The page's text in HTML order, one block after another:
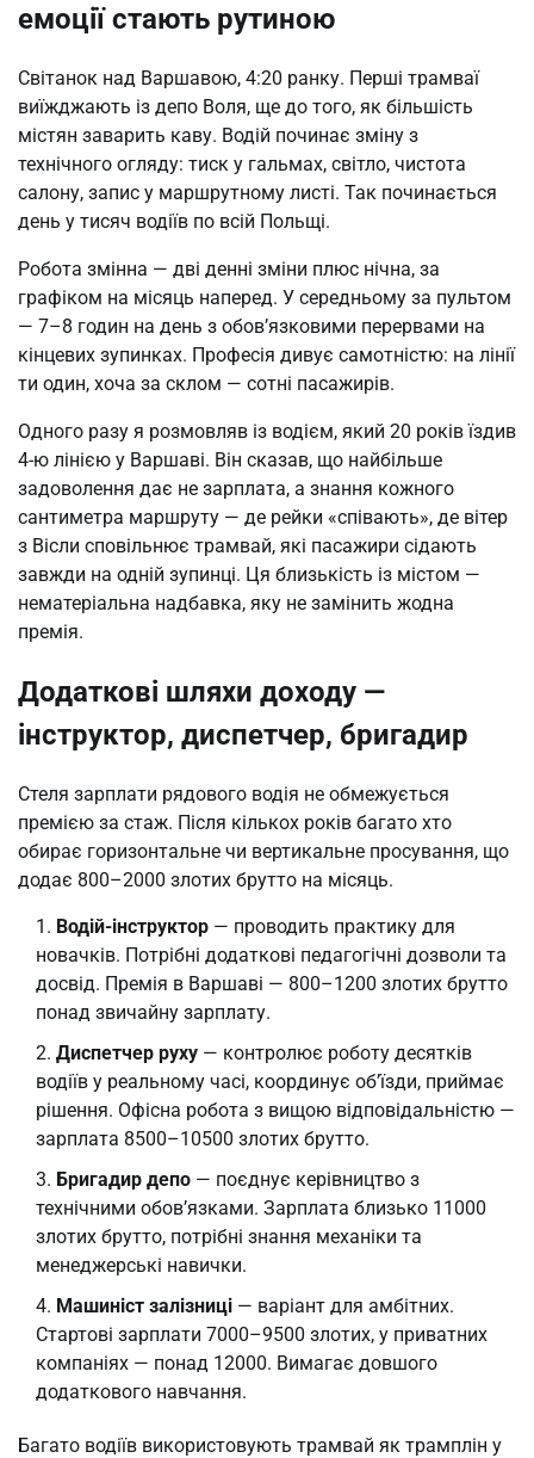
емоції стають рутиною
Світанок над Варшавою, 4:20 ранку. Перші трамваї
виїжджають із депо Воля, ще до того, як більшість
містян заварить каву. Водій починає зміну з
технічного огляду: тиск у гальмах, світло, чистота
салону, запис у маршрутному листі. Так починається
день у тисяч водіїв по всій Польщі.
Робота змінна — дві денні зміни плюс нічна, за
графіком на місяць наперед. У середньому за пультом
— 7–8 годин на день з обов’язковими перервами на
кінцевих зупинках. Професія дивує самотністю: на лінії
ти один, хоча за склом — сотні пасажирів.
Одного разу я розмовляв із водієм, який 20 років їздив
4-ю лінією у Варшаві. Він сказав, що найбільше
задоволення дає не зарплата, а знання кожного
сантиметра маршруту — де рейки «співають», де вітер
з Вісли сповільнює трамвай, які пасажири сідають
завжди на одній зупинці. Ця близькість із містом —
нематеріальна надбавка, яку не замінить жодна
премія.
Додаткові шляхи доходу —
інструктор, диспетчер, бригадир
Стеля зарплати рядового водія не обмежується
премією за стаж. Після кількох років багато хто
обирає горизонтальне чи вертикальне просування, що
додає 800–2000 злотих брутто на місяць.
Водій-інструктор — проводить практику для
новачків. Потрібні додаткові педагогічні дозволи та
досвід. Премія в Варшаві — 800–1200 злотих брутто
понад звичайну зарплату.
Диспетчер руху — контролює роботу десятків
водіїв у реальному часі, координує об’їзди, приймає
рішення. Офісна робота з вищою відповідальністю —
зарплата 8500–10500 злотих брутто.
Бригадир депо — поєднує керівництво з
технічними обов’язками. Зарплата близько 11000
злотих брутто, потрібні знання механіки та
менеджерські навички.
Машиніст залізниці — варіант для амбітних.
Стартові зарплати 7000–9500 злотих, у приватних
компаніях — понад 12000. Вимагає довшого
додаткового навчання.
Багато водіїв використовують трамвай як трамплін у